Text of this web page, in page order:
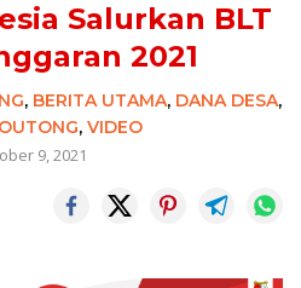
Salurkan BLT
2021
, BERITA UTAMA, DANA DESA,
, VIDEO
9, 2021